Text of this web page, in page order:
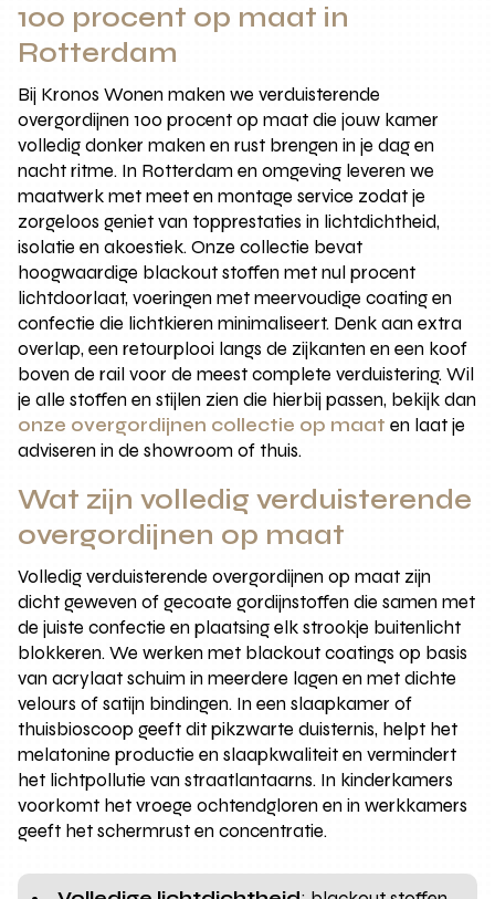
100 procent op maat in
Rotterdam
Bij Kronos Wonen maken we verduisterende
overgordijnen 100 procent op maat die jouw kamer
volledig donker maken en rust brengen in je dag en
nacht ritme. In Rotterdam en omgeving leveren we
maatwerk met meet en montage service zodat je
zorgeloos geniet van topprestaties in lichtdichtheid,
isolatie en akoestiek. Onze collectie bevat
hoogwaardige blackout stoffen met nul procent
lichtdoorlaat, voeringen met meervoudige coating en
confectie die lichtkieren minimaliseert. Denk aan extra
overlap, een retourplooi langs de zijkanten en een koof
boven de rail voor de meest complete verduistering. Wil
je alle stoffen en stijlen zien die hierbij passen, bekijk dan
onze overgordijnen collectie op maat en laat je
adviseren in de showroom of thuis.
Wat zijn volledig verduisterende
overgordijnen op maat
Volledig verduisterende overgordijnen op maat zijn
dicht geweven of gecoate gordijnstoffen die samen met
de juiste confectie en plaatsing elk strookje buitenlicht
blokkeren. We werken met blackout coatings op basis
van acrylaat schuim in meerdere lagen en met dichte
velours of satijn bindingen. In een slaapkamer of
thuisbioscoop geeft dit pikzwarte duisternis, helpt het
melatonine productie en slaapkwaliteit en vermindert
het lichtpollutie van straatlantaarns. In kinderkamers
voorkomt het vroege ochtendgloren en in werkkamers
geeft het schermrust en concentratie.